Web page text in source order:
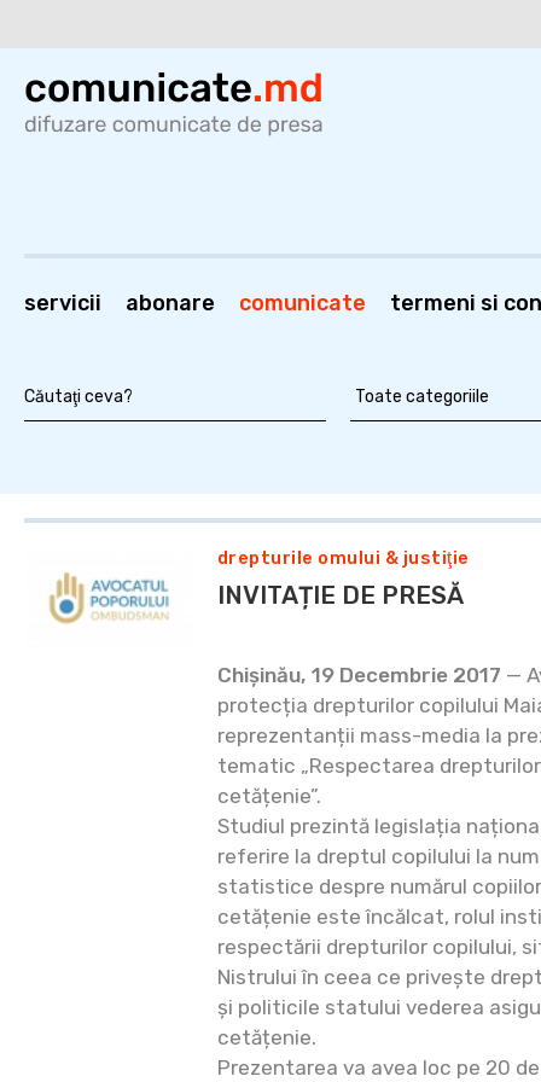
servicii abonare comunicate termeni si
drepturile omului & justiţie
INVITAȚIE DE PRESĂ
Chișinău, 19 Decembrie 2017 —
protecția drepturilor copilului
reprezentanții mass-media la
tematic „Respectarea
cetățenie”.
Studiul prezintă legislația
referire la dreptul copilului la
statistice despre numărul
cetățenie este încălcat, rolul
respectării drepturilor copilului,
Nistrului în ceea ce privește
și politicile statului vederea
cetățenie.
Prezentarea va avea loc pe 20